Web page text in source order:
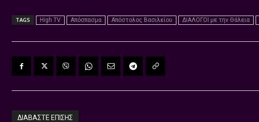
TAGS High TV Απόσπασμα Απόστολος Βασιλείου ΔΙΑΛΟΓΟΙ με την Θάλεια
ΔΙΑΒΑΣΤΕ ΕΠΙΣΗΣ